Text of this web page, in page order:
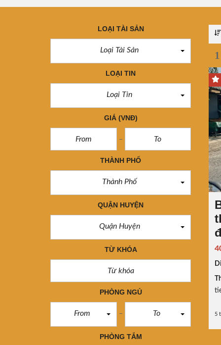
LOẠI TÀI SẢN
Loại Tài Sản
LOẠI TIN
Loại Tin
GIÁ (VNĐ)
THÀNH PHỐ
Thành Phố
QUẬN HUYỆN
Quận Huyện
TỪ KHÓA
PHÒNG NGỦ
From To
PHÒNG TẮM
5